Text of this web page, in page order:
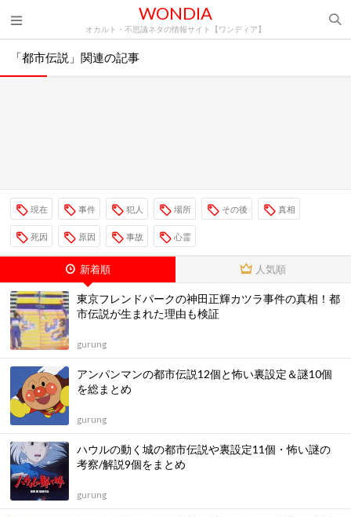
WONDIA
オカルト・不思議ネタの情報サイト【ワンディア】
「都市伝説」関連の記事
現在 事件 犯人 場所 その後 真相
死因 原因 事故 心霊
新着順 人気順
東京フレンドパークの神田正輝カツラ事件の真相！都
市伝説が生まれた理由も検証
gurung
アンパンマンの都市伝説12個と怖い裏設定＆謎10個
を総まとめ
gurung
ハウルの動く城の都市伝説や裏設定11個・怖い謎の
考察/解説9個をまとめ
gurung